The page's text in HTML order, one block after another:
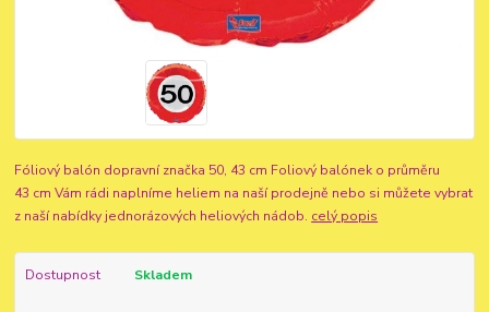
Fóliový balón dopravní značka 50, 43 cm Foliový balónek o průměru
43 cm Vám rádi naplníme heliem na naší prodejně nebo si můžete vybrat
z naší nabídky jednorázových heliových nádob. celý popis
Dostupnost Skladem